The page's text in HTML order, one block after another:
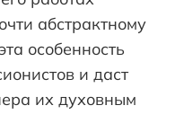
абстрактному
особенность
и даст
их духовным